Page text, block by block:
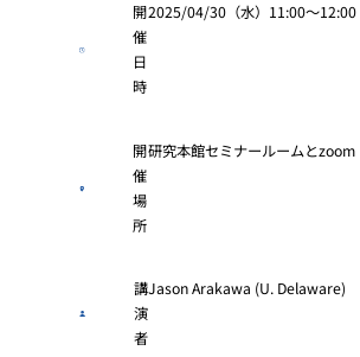
開
催
日
時
2025/04/30（水）11:00〜12:00
開
催
場
所
研究本館セミナールームとzoom
講
演
者
Jason Arakawa (U. Delaware)